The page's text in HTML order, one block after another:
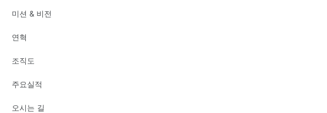
미션 & 비전
연혁
조직도
주요실적
오시는 길